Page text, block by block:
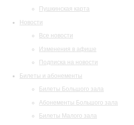
Пушкинская карта
Новости
Все новости
Изменения в афише
Подписка на новости
Билеты и абонементы
Билеты Большого зала
Абонементы Большого зала
Билеты Малого зала